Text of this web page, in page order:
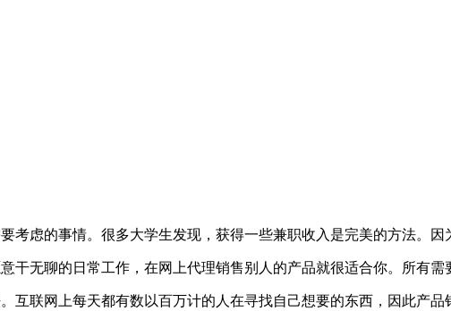
考虑的事情。很多大学生发现，获得一些兼职收入是完美的方法。因
干无聊的日常工作，在网上代理销售别人的产品就很适合你。所有需
互联网上每天都有数以百万计的人在寻找自己想要的东西，因此产